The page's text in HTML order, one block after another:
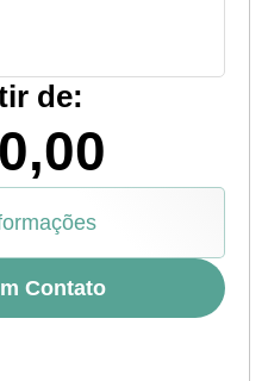
de:
Contato